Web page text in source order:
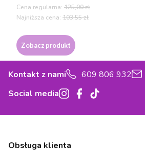
Cena regularna: 125,00 zł
Najniższa cena: 103,55 zł
Zobacz produkt
Kontakt z nami 609 806 932
Social media
Linki w stopce
Obsługa klienta